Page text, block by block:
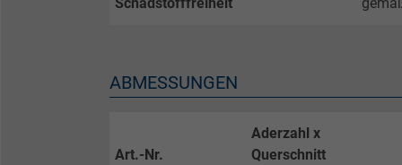
Laufzeit
Name
ABMESSUNGEN
Art.-Nr.
Aderzahl x
Querschnitt